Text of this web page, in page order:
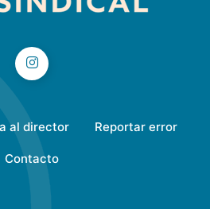
al director Reportar error
Contacto